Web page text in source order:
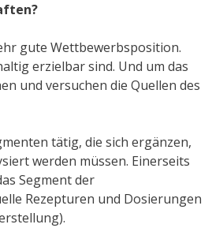
gute Wettbewerbsposition.
erzielbar sind. Und um das
und versuchen die Quellen des
tätig, die sich ergänzen,
werden müssen. Einerseits
Segment der
Rezepturen und Dosierungen